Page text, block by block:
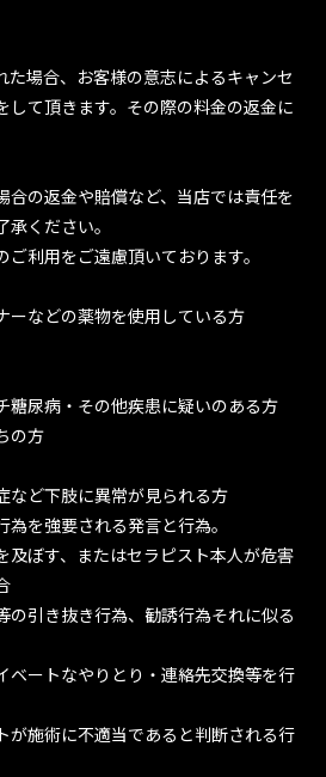
場合、お客様の意志によるキャンセ
して頂きます。その際の料金の返金に
合の返金や賠償など、当店では責任を
ください。
利用をご遠慮頂いております。
ーなどの薬物を使用している方
糖尿病・その他疾患に疑いのある方
の方
など下肢に異常が見られる方
為を強要される発言と行為。
及ぼす、またはセラピスト本人が危害
の引き抜き行為、勧誘行為それに似る
ベートなやりとり・連絡先交換等を行
が施術に不適当であると判断される行